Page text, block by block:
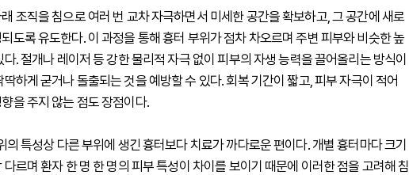
조직을 침으로 여러 번 교차 자극하면서 미세한 공간을 확보하고, 그 공간에 새로
도록 유도한다. 이 과정을 통해 흉터 부위가 점차 차오르며 주변 피부와 비슷한 높
다. 절개나 레이저 등 강한 물리적 자극 없이 피부의 자생 능력을 끌어올리는 방식이
딱하게 굳거나 돌출되는 것을 예방할 수 있다. 회복 기간이 짧고, 피부 자극이 적어
을 주지 않는 점도 장점이다.
의 특성상 다른 부위에 생긴 흉터보다 치료가 까다로운 편이다. 개별 흉터마다 크기
르며 환자 한 명 한 명의 피부 특성이 차이를 보이기 때문에 이러한 점을 고려해 침